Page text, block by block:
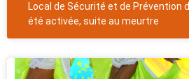
Local de Sécurité et de Prévention
été activée, suite au meurtre